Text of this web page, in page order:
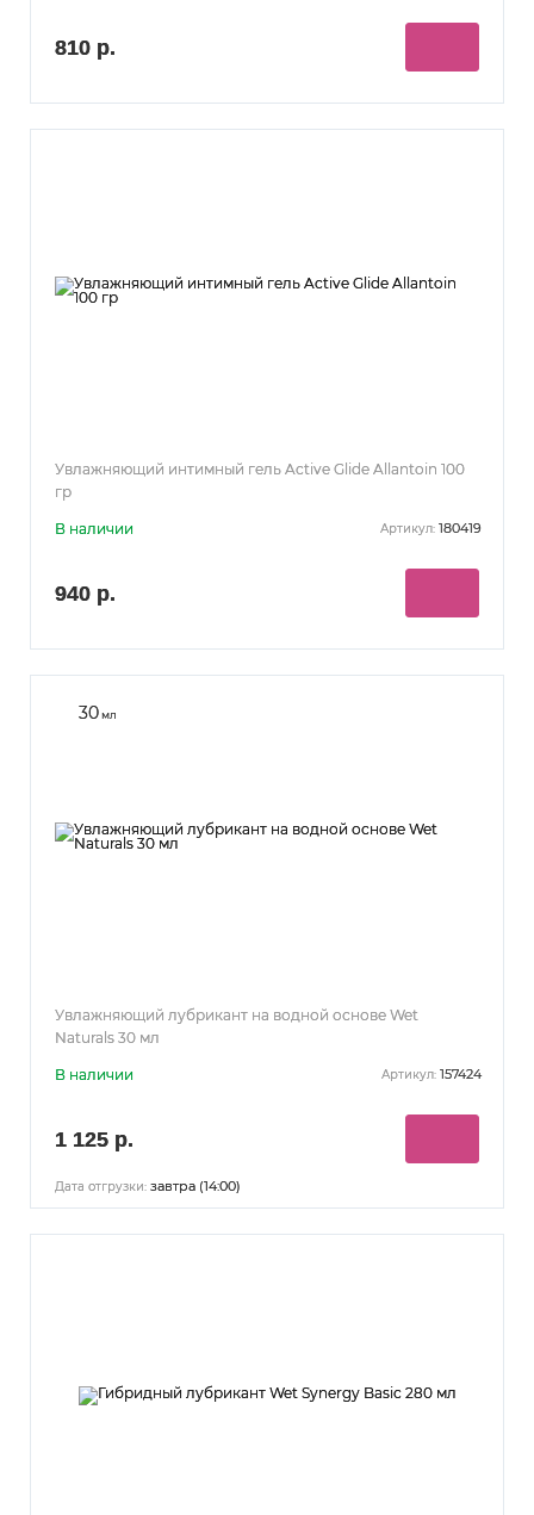
810 р.
Увлажняющий интимный гель Active Glide Allantoin 100
гр
В наличии Артикул: 180419
940 р.
30мл
Увлажняющий лубрикант на водной основе Wet
Naturals 30 мл
В наличии Артикул: 157424
1 125 р.
Дата отгрузки: завтра (14:00)